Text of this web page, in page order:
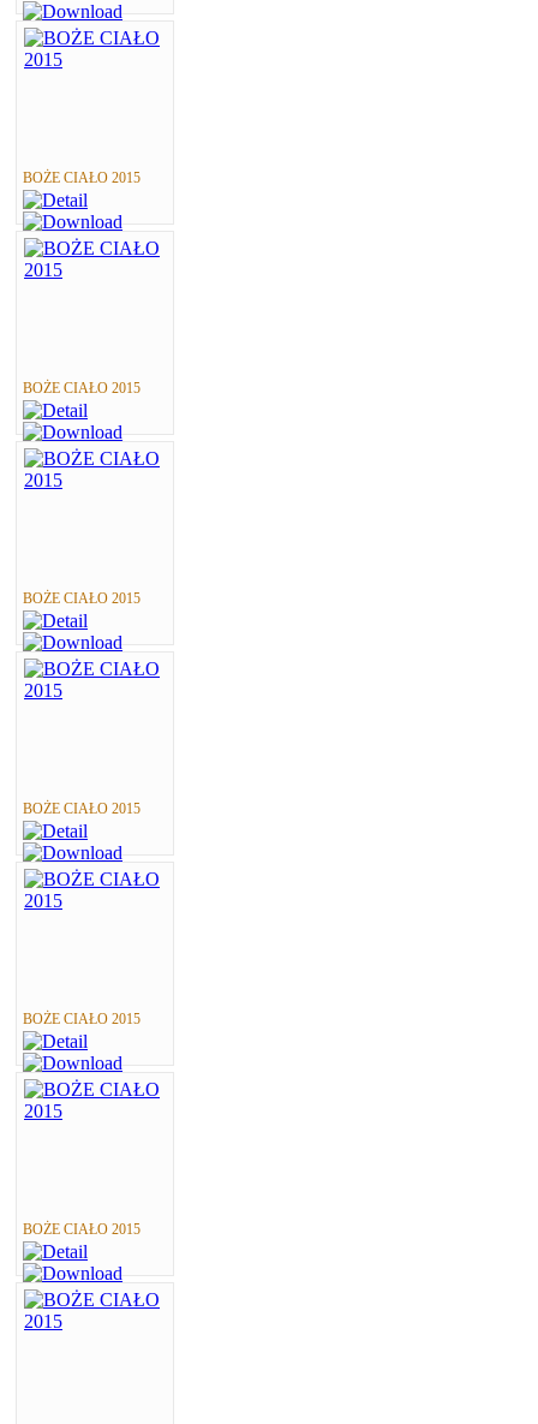
BOŻE CIAŁO 2015
BOŻE CIAŁO 2015
BOŻE CIAŁO 2015
BOŻE CIAŁO 2015
BOŻE CIAŁO 2015
BOŻE CIAŁO 2015